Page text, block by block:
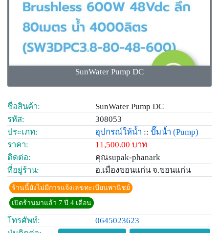
SunWater Pump DC
ชื่อสินค้า:
SunWater Pump DC
รหัส:
308053
ประเภท:
อุปกรณ์ให้น้ำ :: ปั๊มน้ำ (Pump)
ราคา:
11,500.00 บาท
ติดต่อ:
คุณsupak-phanark
ที่อยู่ร้าน:
อ.เมืองขอนแก่น จ.ขอนแก่น
ร้านนี้ยังไม่มีการแจ้งเลขทะเบียนพานิชย์
เปิดร้านมาแล้ว 7 ปี 4 เดือน
โทรศัพท์:
0645023623